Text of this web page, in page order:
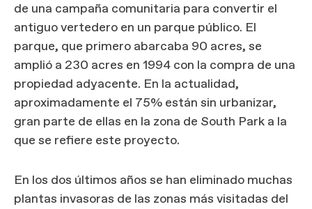
de una campaña comunitaria para convertir el
antiguo vertedero en un parque público. El
parque, que primero abarcaba 90 acres, se
amplió a 230 acres en 1994 con la compra de una
propiedad adyacente. En la actualidad,
aproximadamente el 75% están sin urbanizar,
gran parte de ellas en la zona de South Park a la
que se refiere este proyecto.
En los dos últimos años se han eliminado muchas
plantas invasoras de las zonas más visitadas del